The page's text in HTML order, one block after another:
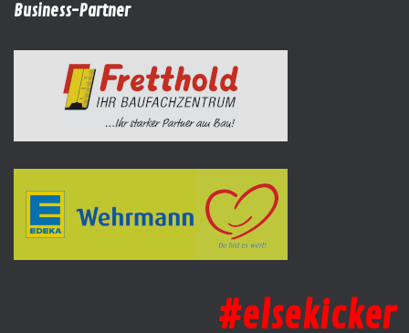
Business-Partner
#elsekicker